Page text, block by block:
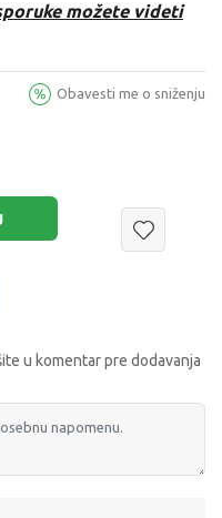
možete videti
Obavesti me o sniženju
u komentar pre dodavanja